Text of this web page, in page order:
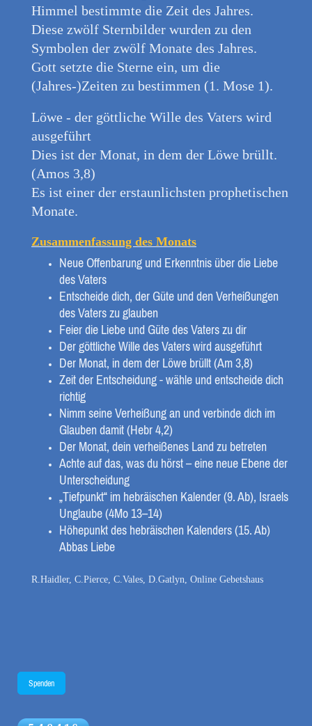
Himmel bestimmte die Zeit des Jahres.
Diese zwölf Sternbilder wurden zu den
Symbolen der zwölf Monate des Jahres.
Gott setzte die Sterne ein, um die
(Jahres-)Zeiten zu bestimmen (1. Mose 1).
Löwe - der göttliche Wille des Vaters wird
ausgeführt
Dies ist der Monat, in dem der Löwe brüllt.
(Amos 3,8)
Es ist einer der erstaunlichsten prophetischen
Monate.
Zusammenfassung des Monats
Neue Offenbarung und Erkenntnis über die Liebe
des Vaters
Entscheide dich, der Güte und den Verheißungen
des Vaters zu glauben
Feier die Liebe und Güte des Vaters zu dir
Der göttliche Wille des Vaters wird ausgeführt
Der Monat, in dem der Löwe brüllt (Am 3,8)
Zeit der Entscheidung - wähle und entscheide dich
richtig
Nimm seine Verheißung an und verbinde dich im
Glauben damit (Hebr 4,2)
Der Monat, dein verheißenes Land zu betreten
Achte auf das, was du hörst – eine neue Ebene der
Unterscheidung
„Tiefpunkt“ im hebräischen Kalender (9. Ab), Israels
Unglaube (4Mo 13–14)
Höhepunkt des hebräischen Kalenders (15. Ab)
Abbas Liebe
R.Haidler, C.Pierce, C.Vales, D.Gatlyn, Online Gebetshaus
Spenden